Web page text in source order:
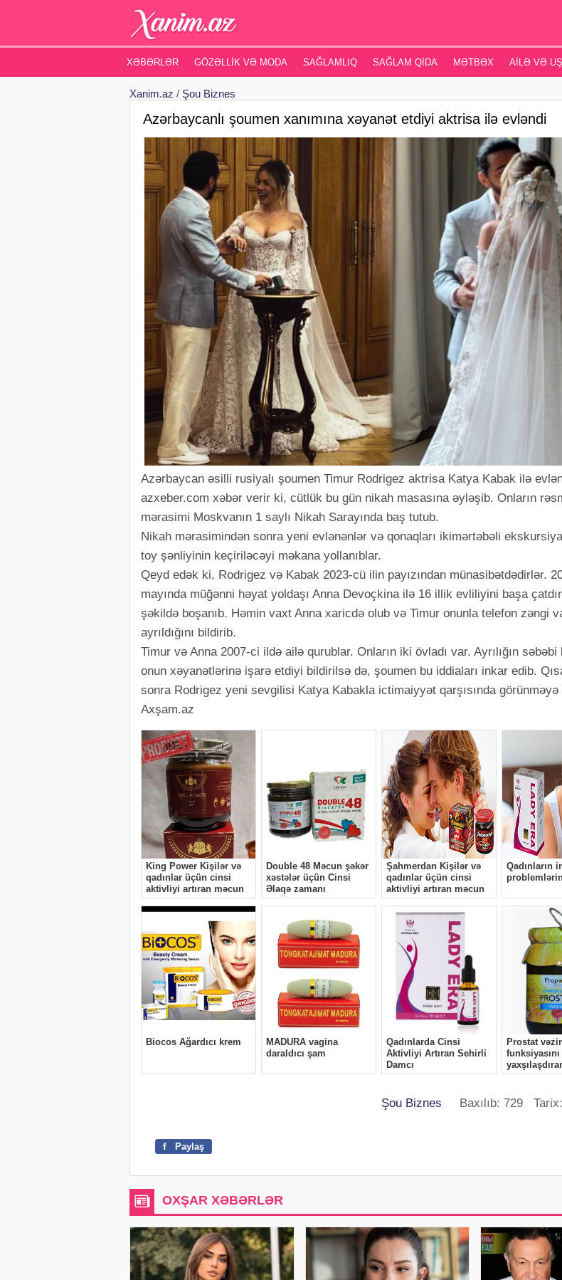
XƏBƏRLƏR GÖZƏLLIK VƏ MODA SAĞLAMLIQ SAĞLAM QIDA MƏTBƏX AILƏ VƏ
Xanim.az / Şou Biznes
Azərbaycanlı şoumen xanımına xəyanət etdiyi aktrisa ilə evləndi
Azərbaycan əsilli rusiyalı şoumen Timur Rodrigez aktrisa Katya Kabak ilə
azxeber.com xəbər verir ki, cütlük bu gün nikah masasına əyləşib. Onların
mərasimi Moskvanın 1 saylı Nikah Sarayında baş tutub.
Nikah mərasimindən sonra yeni evlənənlər və qonaqları ikimərtəbəli
toy şənliyinin keçiriləcəyi məkana yollanıblar.
Qeyd edək ki, Rodrigez və Kabak 2023-cü ilin payızından münasibətdədirlər.
mayında müğənni həyat yoldaşı Anna Devoçkina ilə 16 illik evliliyini başa
şəkildə boşanıb. Həmin vaxt Anna xaricdə olub və Timur onunla telefon zəngi
ayrıldığını bildirib.
Timur və Anna 2007-ci ildə ailə qurublar. Onların iki övladı var. Ayrılığın səbəbi
onun xəyanətlərinə işarə etdiyi bildirilsə də, şoumen bu iddiaları inkar edib.
sonra Rodrigez yeni sevgilisi Katya Kabakla ictimaiyyət qarşısında görünməyə
Axşam.az
Şou Biznes Baxılıb: 729 Tarix:
f Paylaş
OXŞAR XƏBƏRLƏR